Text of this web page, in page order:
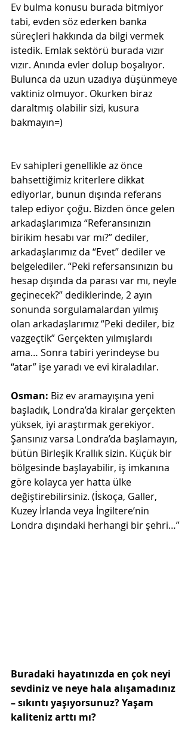
Ev bulma konusu burada bitmiyor
tabi, evden söz ederken banka
süreçleri hakkında da bilgi vermek
istedik. Emlak sektörü burada vızır
vızır. Anında evler dolup boşalıyor.
Bulunca da uzun uzadıya düşünmeye
vaktiniz olmuyor. Okurken biraz
daraltmış olabilir sizi, kusura
bakmayın=)
Ev sahipleri genellikle az önce
bahsettiğimiz kriterlere dikkat
ediyorlar, bunun dışında referans
talep ediyor çoğu. Bizden önce gelen
arkadaşlarımıza “Referansınızın
birikim hesabı var mı?” dediler,
arkadaşlarımız da “Evet” dediler ve
belgelediler. “Peki refersansınızın bu
hesap dışında da parası var mı, neyle
geçinecek?” dediklerinde, 2 ayın
sonunda sorgulamalardan yılmış
olan arkadaşlarımız “Peki dediler, biz
vazgeçtik” Gerçekten yılmışlardı
ama… Sonra tabiri yerindeyse bu
“atar” işe yaradı ve evi kiraladılar.
Osman: Biz ev aramayışına yeni
başladık, Londra’da kiralar gerçekten
yüksek, iyi araştırmak gerekiyor.
Şansınız varsa Londra’da başlamayın,
bütün Birleşik Krallık sizin. Küçük bir
bölgesinde başlayabilir, iş imkanına
göre kolayca yer hatta ülke
değiştirebilirsiniz. (İskoça, Galler,
Kuzey İrlanda veya İngiltere’nin
Londra dışındaki herhangi bir şehri…”
Buradaki hayatınızda en çok neyi
sevdiniz ve neye hala alışamadınız
– sıkıntı yaşıyorsunuz? Yaşam
kaliteniz arttı mı?